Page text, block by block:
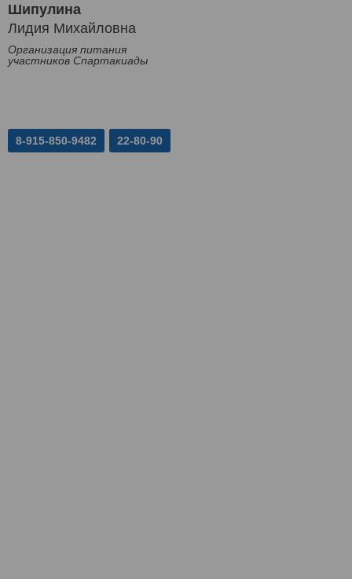
Шипулина
Лидия Михайловна
Организация питания
участников Спартакиады
8-915-850-9482 22-80-90